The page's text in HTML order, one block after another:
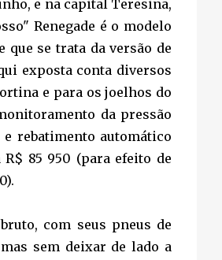
e na capital Teresina,
Renegade é o modelo
que se trata da versão de
exposta conta diversos
e para os joelhos do
da pressão
rebatimento automático
85 950 (para efeito de
com seus pneus de
sem deixar de lado a